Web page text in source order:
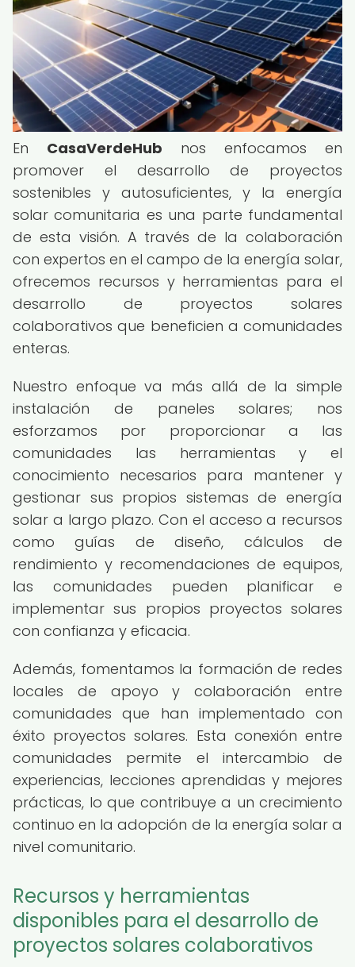
En CasaVerdeHub nos enfocamos en
promover el desarrollo de proyectos
sostenibles y autosuficientes, y la energía
solar comunitaria es una parte fundamental
de esta visión. A través de la colaboración
con expertos en el campo de la energía solar,
ofrecemos recursos y herramientas para el
desarrollo de proyectos solares
colaborativos que beneficien a comunidades
enteras.
Nuestro enfoque va más allá de la simple
instalación de paneles solares; nos
esforzamos por proporcionar a las
comunidades las herramientas y el
conocimiento necesarios para mantener y
gestionar sus propios sistemas de energía
solar a largo plazo. Con el acceso a recursos
como guías de diseño, cálculos de
rendimiento y recomendaciones de equipos,
las comunidades pueden planificar e
implementar sus propios proyectos solares
con confianza y eficacia.
Además, fomentamos la formación de redes
locales de apoyo y colaboración entre
comunidades que han implementado con
éxito proyectos solares. Esta conexión entre
comunidades permite el intercambio de
experiencias, lecciones aprendidas y mejores
prácticas, lo que contribuye a un crecimiento
continuo en la adopción de la energía solar a
nivel comunitario.
Recursos y herramientas
disponibles para el desarrollo de
proyectos solares colaborativos